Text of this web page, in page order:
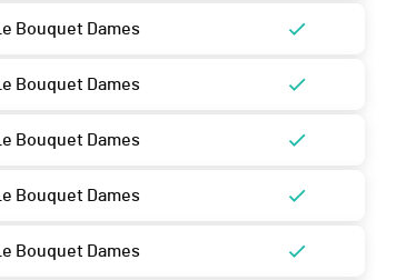
Le Bouquet Dames
Le Bouquet Dames
Le Bouquet Dames
Le Bouquet Dames
Le Bouquet Dames